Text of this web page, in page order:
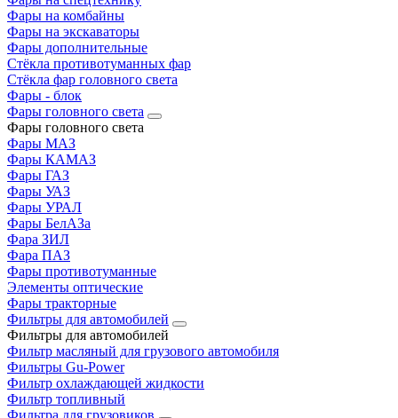
Фары на комбайны
Фары на экскаваторы
Фары дополнительные
Стёкла противотуманных фар
Стёкла фар головного света
Фары - блок
Фары головного света
Фары головного света
Фары МАЗ
Фары КАМАЗ
Фары ГАЗ
Фары УАЗ
Фары УРАЛ
Фары БелАЗа
Фара ЗИЛ
Фара ПАЗ
Фары противотуманные
Элементы оптические
Фары тракторные
Фильтры для автомобилей
Фильтры для автомобилей
Фильтр масляный для грузового автомобиля
Фильтры Gu-Power
Фильтр охлаждающей жидкости
Фильтр топливный